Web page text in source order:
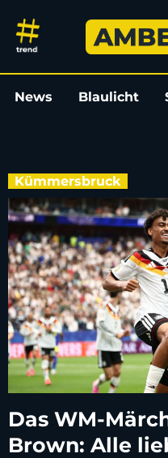
Das WM-
News Blaulicht
Kümmersbruck
Das WM-
Brown: Alle